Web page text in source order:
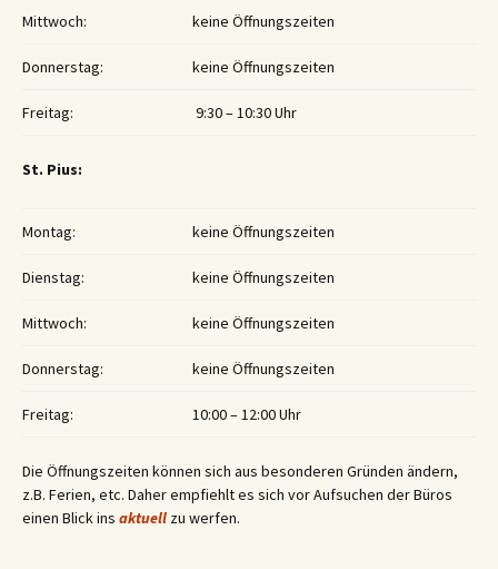
Mittwoch: keine Öffnungszeiten
Donnerstag: keine Öffnungszeiten
Freitag: 9:30 – 10:30 Uhr
St. Pius:
Montag: keine Öffnungszeiten
Dienstag: keine Öffnungszeiten
Mittwoch: keine Öffnungszeiten
Donnerstag: keine Öffnungszeiten
Freitag: 10:00 – 12:00 Uhr
Die Öffnungszeiten können sich aus besonderen Gründen ändern,
z.B. Ferien, etc. Daher empfiehlt es sich vor Aufsuchen der Büros
einen Blick ins aktuell zu werfen.